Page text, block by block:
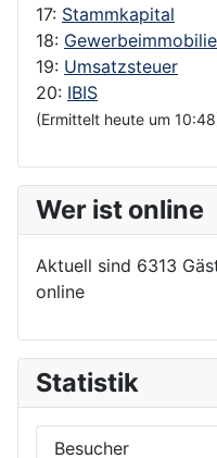
17: Stammkapital
18: Gewerbeimmobilie
19: Umsatzsteuer
20: IBIS
(Ermittelt heute um
Wer ist online
Aktuell sind 6313
online
Statistik
Besucher